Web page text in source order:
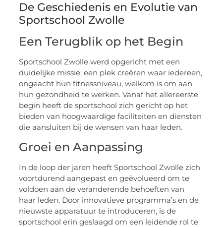
De Geschiedenis en Evolutie van
Sportschool Zwolle
Een Terugblik op het Begin
Sportschool Zwolle werd opgericht met een
duidelijke missie: een plek creëren waar iedereen,
ongeacht hun fitnessniveau, welkom is om aan
hun gezondheid te werken. Vanaf het allereerste
begin heeft de sportschool zich gericht op het
bieden van hoogwaardige faciliteiten en diensten
die aansluiten bij de wensen van haar leden.
Groei en Aanpassing
In de loop der jaren heeft Sportschool Zwolle zich
voortdurend aangepast en geëvolueerd om te
voldoen aan de veranderende behoeften van
haar leden. Door innovatieve programma’s en de
nieuwste apparatuur te introduceren, is de
sportschool erin geslaagd om een leidende rol te